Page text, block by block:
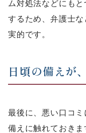
ム対処法などにも
するため、弁護士
実的です。
日頃の備えが
最後に、悪い口コ
備えに触れておきま